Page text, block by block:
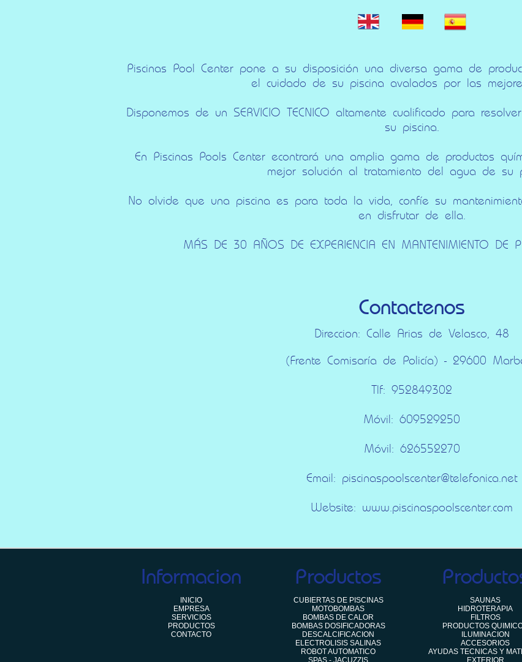
Piscinas Pool Center pone a su disposición una diversa gama de
el cuidado de su piscina avalados por las
Disponemos de un SERVICIO TECNICO altamente cualificado para
su piscina.
En Piscinas Pools Center econtrará una amplia gama de productos
mejor solución al tratamiento del agua de su
No olvide que una piscina es para toda la vida, confíe su
en disfrutar de ella.
MÁS DE 30 AÑOS DE EXPERIENCIA EN MANTENIMIENTO DE
Contactenos
Direccion: Calle Arias de Velasco, 48
(Frente Comisaría de Policía) - 29600
Tlf: 952849302
Móvil: 609529250
Móvil: 626552270
Email: piscinaspoolscenter@telefonica.net
Website: www.piscinaspoolscenter.com
Informacion
INICIO
EMPRESA
SERVICIOS
PRODUCTOS
CONTACTO
Productos
CUBIERTAS DE PISCINAS
MOTOBOMBAS
BOMBAS DE CALOR
BOMBAS DOSIFICADORAS
DESCALCIFICACION
ELECTROLISIS SALINAS
ROBOT AUTOMATICO
SPAS - JACUZZIS
SAUNAS
HIDROTERAPIA
FILTROS
PRODUCTOS
ILUMINACION
ACCESORIOS
AYUDAS TECNICAS Y
EXTERIOR